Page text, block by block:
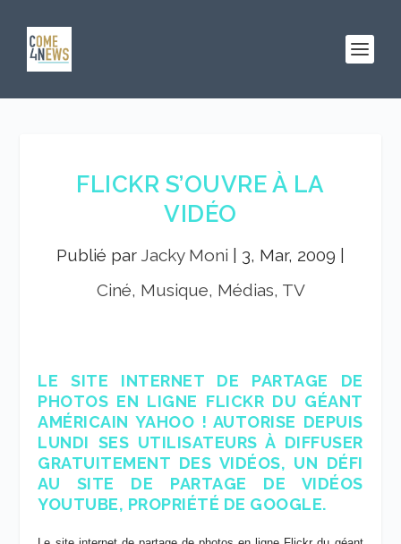
FLICKR S’OUVRE À LA
VIDÉO
Publié par Jacky Moni 3, Mar, 2009
Ciné, Musique, Médias, TV
LE SITE INTERNET DE PARTAGE DE
PHOTOS EN LIGNE FLICKR DU GÉANT
AMÉRICAIN YAHOO ! AUTORISE DEPUIS
LUNDI SES UTILISATEURS À DIFFUSER
GRATUITEMENT DES VIDÉOS, UN DÉFI
AU SITE DE PARTAGE DE VIDÉOS
YOUTUBE, PROPRIÉTÉ DE GOOGLE.